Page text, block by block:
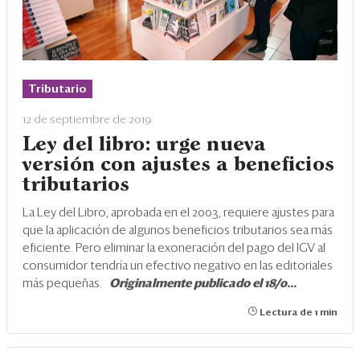
Tributario
12 de septiembre de 2019
Ley del libro: urge nueva
versión con ajustes a beneficios
tributarios
La Ley del Libro, aprobada en el 2003, requiere ajustes para
que la aplicación de algunos beneficios tributarios sea más
eficiente. Pero eliminar la exoneración del pago del IGV al
consumidor tendría un efectivo negativo en las editoriales
más pequeñas.
Originalmente publicado el 18/0...
Lectura de 1 min